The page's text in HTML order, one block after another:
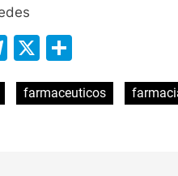
Telegram
X
farmaceuticos